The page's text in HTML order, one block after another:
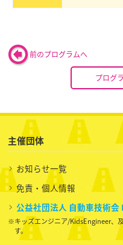
前のプログラムへ
プログ
主催団体
お知らせ一覧
免責・個人情報
公益社団法人 自動車技術会
※キッズエンジニア/KidsEngineer、
す。